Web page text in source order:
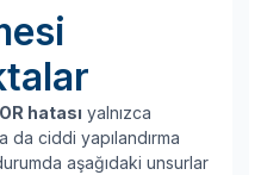
hatası yalnızca
da ciddi yapılandırma
aşağıdaki unsurlar